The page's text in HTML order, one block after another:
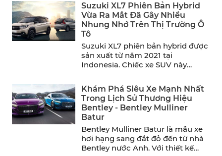
Suzuki XL7 Phiên Bản Hybrid
Vừa Ra Mắt Đã Gây Nhiều
Nhung Nhớ Trên Thị Trường Ô
Tô
Suzuki XL7 phiên bản hybrid được
sản xuất từ năm 2021 tại
Indonesia. Chiếc xe SUV này
Khám Phá Siêu Xe Mạnh Nhất
Trong Lịch Sử Thương Hiệu
Bentley - Bentley Mulliner
Batur
Bentley Mulliner Batur là mẫu xe
hơi hạng sang đắt đỏ đến từ nhà
Bentley nước Anh. Với thiết kế